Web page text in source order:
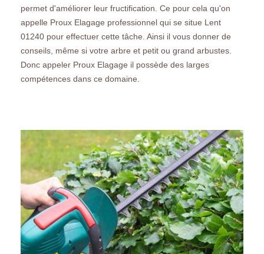
permet d'améliorer leur fructification. Ce pour cela qu'on
appelle Proux Elagage professionnel qui se situe Lent
01240 pour effectuer cette tâche. Ainsi il vous donner de
conseils, même si votre arbre et petit ou grand arbustes.
Donc appeler Proux Elagage il possède des larges
compétences dans ce domaine.